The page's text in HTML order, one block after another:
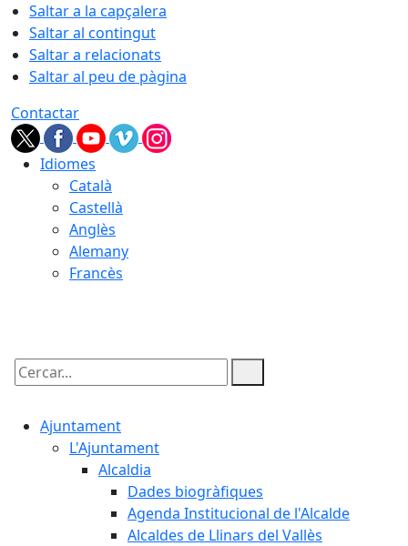
Saltar a la capçalera
Saltar al contingut
Saltar a relacionats
Saltar al peu de pàgina
Contactar
Idiomes
Català
Castellà
Anglès
Alemany
Francès
Cercar:
Ajuntament
L'Ajuntament
Alcaldia
Dades biogràfiques
Agenda Institucional de l'Alcalde
Alcaldes de Llinars del Vallès